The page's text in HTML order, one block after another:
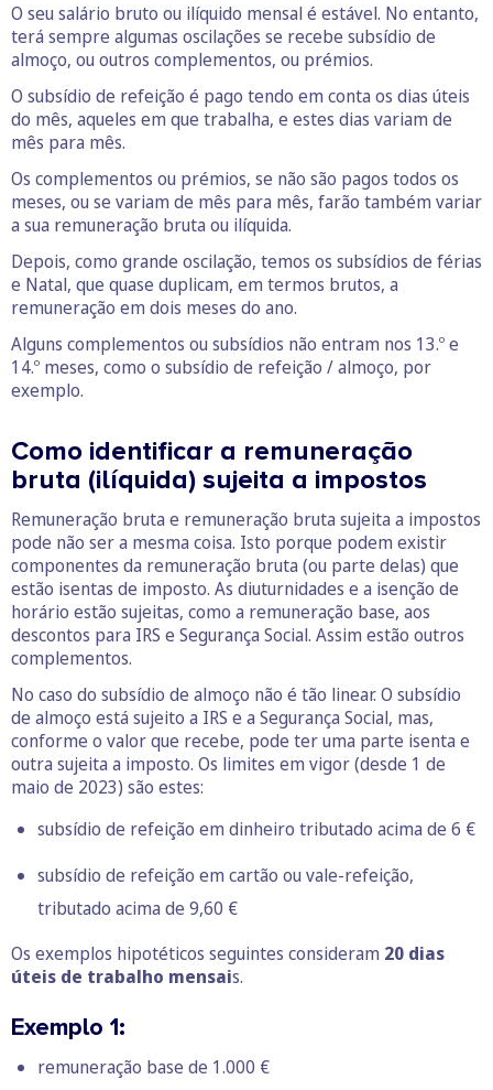
O seu salário bruto ou ilíquido mensal é estável. No entanto,
terá sempre algumas oscilações se recebe subsídio de
almoço, ou outros complementos, ou prémios.
O subsídio de refeição é pago tendo em conta os dias úteis
do mês, aqueles em que trabalha, e estes dias variam de
mês para mês.
Os complementos ou prémios, se não são pagos todos os
meses, ou se variam de mês para mês, farão também variar
a sua remuneração bruta ou ilíquida.
Depois, como grande oscilação, temos os subsídios de férias
e Natal, que quase duplicam, em termos brutos, a
remuneração em dois meses do ano.
Alguns complementos ou subsídios não entram nos 13.º e
14.º meses, como o subsídio de refeição / almoço, por
exemplo.
Como identificar a remuneração
bruta (ilíquida) sujeita a impostos
Remuneração bruta e remuneração bruta sujeita a impostos
pode não ser a mesma coisa. Isto porque podem existir
componentes da remuneração bruta (ou parte delas) que
estão isentas de imposto. As diuturnidades e a isenção de
horário estão sujeitas, como a remuneração base, aos
descontos para IRS e Segurança Social. Assim estão outros
complementos.
No caso do subsídio de almoço não é tão linear. O subsídio
de almoço está sujeito a IRS e a Segurança Social, mas,
conforme o valor que recebe, pode ter uma parte isenta e
outra sujeita a imposto. Os limites em vigor (desde 1 de
maio de 2023) são estes:
subsídio de refeição em dinheiro tributado acima de 6 €
subsídio de refeição em cartão ou vale-refeição,
tributado acima de 9,60 €
Os exemplos hipotéticos seguintes consideram 20 dias
úteis de trabalho mensais.
Exemplo 1:
remuneração base de 1.000 €